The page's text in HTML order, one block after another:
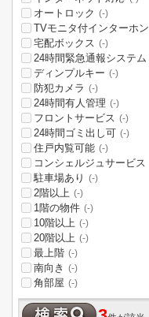
オートロック (-)
TVモニタ付インターホン
宅配ボックス (-)
24時間緊急通報システム
ディンプルキー (-)
防犯カメラ (-)
24時間有人管理 (-)
フロントサービス (-)
24時間ゴミ出し可 (-)
住戸内覧可能 (-)
コンシェルジュサービス
駐車場あり (-)
2階以上 (-)
1階の物件 (-)
10階以上 (-)
20階以上 (-)
最上階 (-)
南向き (-)
角部屋 (-)